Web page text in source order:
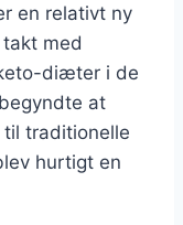
en relativt ny
med
diæter i de
at
traditionelle
hurtigt en